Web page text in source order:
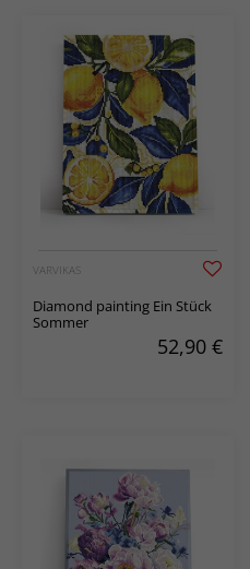
VARVIKAS
Diamond painting Ein Stück
Sommer
52,90 €